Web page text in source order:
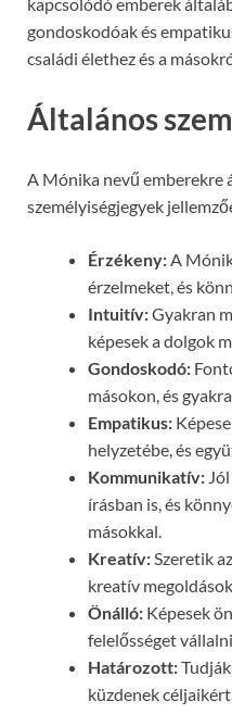
gondoskodóak és
családi élethez és a
Általános
A Mónika nevű emberekre
személyiségjegyek
Érzékeny:A
érzelmeket, és
Intuitív:Gyakran
képesek a dolgok
Gondoskodó:
másokon, és
Empatikus:
helyzetébe, és
Kommunikatív:
írásban is, és
másokkal.
Kreatív:Szeretik
kreatív
Önálló: Képesek
felelősséget
Határozott:
küzdenek